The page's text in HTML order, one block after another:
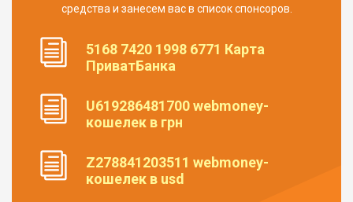
средства и занесем вас в список спонсоров.
5168 7420 1998 6771 Карта
ПриватБанка
U619286481700 webmoney-
кошелек в грн
Z278841203511 webmoney-
кошелек в usd